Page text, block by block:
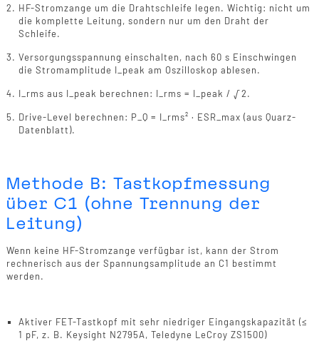
HF-Stromzange um die Drahtschleife legen. Wichtig: nicht um
die komplette Leitung, sondern nur um den Draht der
Schleife.
Versorgungsspannung einschalten, nach 60 s Einschwingen
die Stromamplitude I_peak am Oszilloskop ablesen.
I_rms aus I_peak berechnen: I_rms = I_peak / √2.
Drive-Level berechnen: P_Q = I_rms² · ESR_max (aus Quarz-
Datenblatt).
Methode B: Tastkopfmessung
über C1 (ohne Trennung der
Leitung)
Wenn keine HF-Stromzange verfügbar ist, kann der Strom
rechnerisch aus der Spannungsamplitude an C1 bestimmt
werden.
Aktiver FET-Tastkopf mit sehr niedriger Eingangskapazität (≤
1 pF, z. B. Keysight N2795A, Teledyne LeCroy ZS1500)